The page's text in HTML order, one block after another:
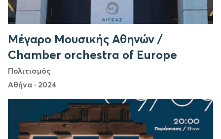
Μέγαρο Μουσικής Αθηνών /
Chamber orchestra of Europe
Πολιτισμός
Αθήνα · 2024